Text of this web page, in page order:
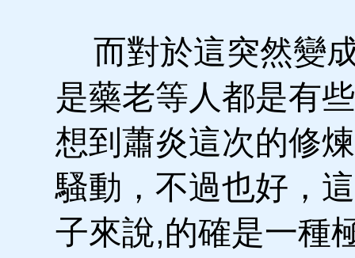
而對於這突然變
是藥老等人都是有
想到蕭炎這次的修
騷動，不過也好，
子來說,的確是一種